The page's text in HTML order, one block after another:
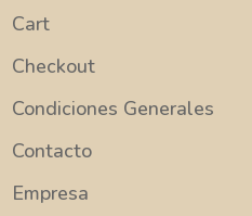
Cart
Checkout
Condiciones Generales
Contacto
Empresa